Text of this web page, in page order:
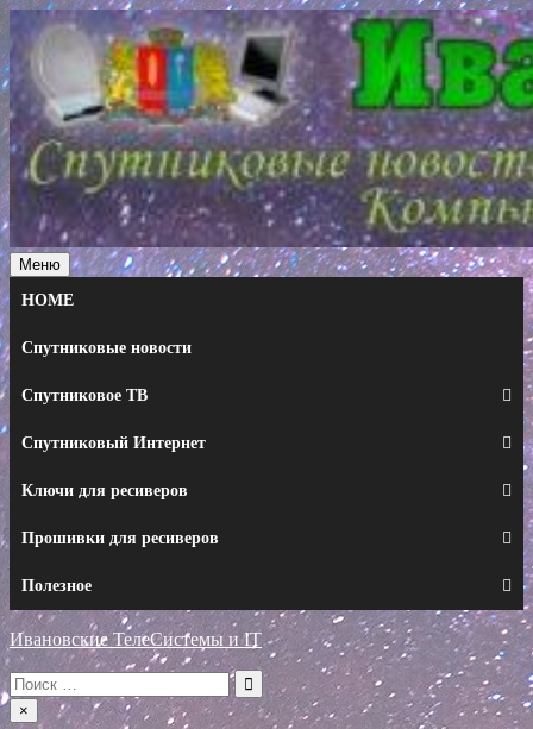
Перейти
к
содержимому
Меню
HOME
Спутниковые новости
Спутниковое ТВ
Спутниковый Интернет
Ключи для ресиверов
Прошивки для ресиверов
Полезное
Ивановские ТелеСистемы и IT
Искать:
×